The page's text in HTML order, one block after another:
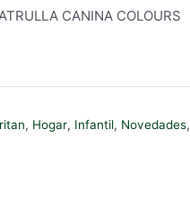
CANINA COLOURS
, Hogar, Infantil, Novedades,